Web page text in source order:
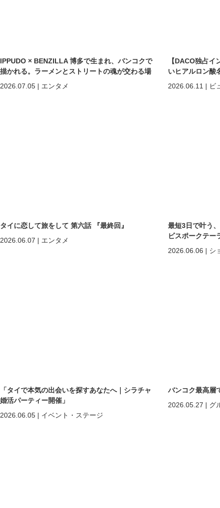
IPPUDO × BENZILLA 博多で生まれ、バンコクで
描かれる。ラーメンとストリートの魂が交わる場
2026.07.05 | エンタメ
【DACO独占
いヒアルロン酸
しくなる」だ
めの美容医療
2026.06.11 | ビ
タイに恋して旅をして 第六話 『最終回』
2026.06.07 | エンタメ
最短3日で叶う
ビスポークテ
2026.06.06 | シ
「タイで本気の出会いを探すあなたへ｜シラチャ
婚活パーティー開催」
2026.06.05 | イベント・ステージ
バンコク最高層
2026.05.27 | グ